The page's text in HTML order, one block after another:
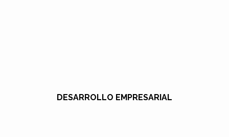
DESARROLLO EMPRESARIAL